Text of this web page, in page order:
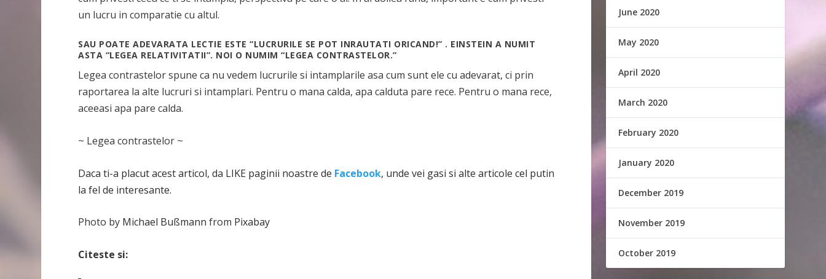
un lucru in comparatie cu altul.
SAU POATE ADEVARATA LECTIE ESTE “LUCRURILE SE POT INRAUTATI ORICAND!” . EINSTEIN A NUMIT
ASTA “LEGEA RELATIVITATII”. NOI O NUMIM “LEGEA CONTRASTELOR.”
Legea contrastelor spune ca nu vedem lucrurile si intamplarile asa cum sunt ele cu adevarat, ci prin
raportarea la alte lucruri si intamplari. Pentru o mana calda, apa calduta pare rece. Pentru o mana rece,
aceeasi apa pare calda.
~ Legea contrastelor ~
Daca ti-a placut acest articol, da LIKE paginii noastre de Facebook, unde vei gasi si alte articole cel putin
la fel de interesante.
Photo by Michael Bußmann from Pixabay
Citeste si:
June 2020
May 2020
April 2020
March 2020
February 2020
January 2020
December 2019
November 2019
October 2019